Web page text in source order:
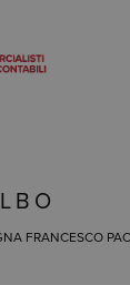
FRANCESCO